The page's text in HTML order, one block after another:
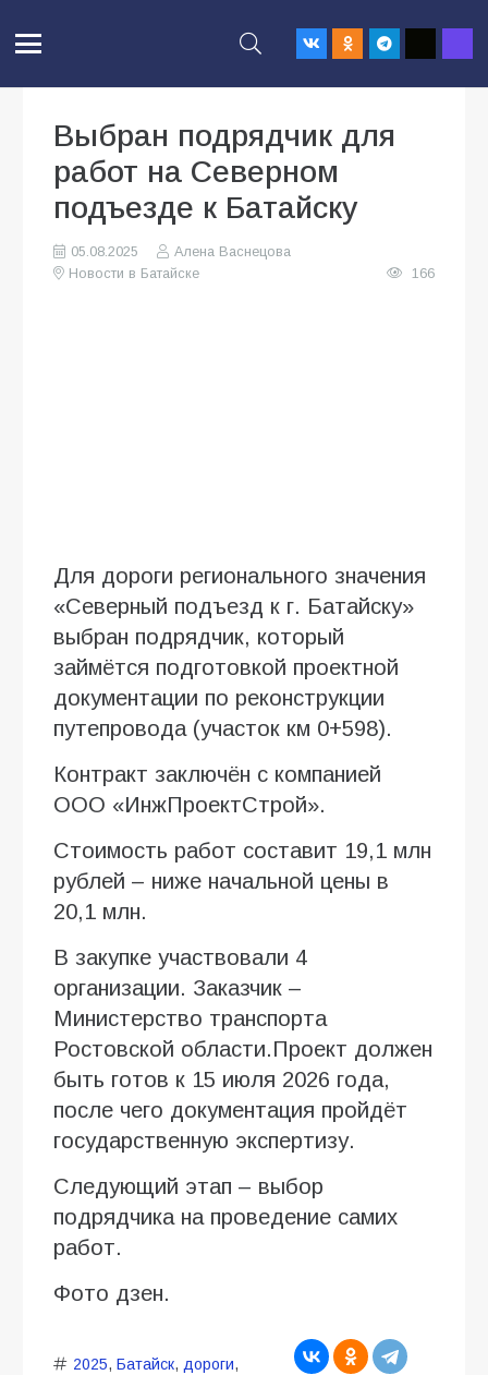
Выбран подрядчик для
работ на Северном
подъезде к Батайску
05.08.2025
Алена Васнецова
Новости в Батайске
166
Для дороги регионального значения
«Северный подъезд к г. Батайску»
выбран подрядчик, который
займётся подготовкой проектной
документации по реконструкции
путепровода (участок км 0+598).
Контракт заключён с компанией
ООО «ИнжПроектСтрой».
Стоимость работ составит 19,1 млн
рублей – ниже начальной цены в
20,1 млн.
В закупке участвовали 4
организации. Заказчик –
Министерство транспорта
Ростовской области.Проект должен
быть готов к 15 июля 2026 года,
после чего документация пройдёт
государственную экспертизу.
Следующий этап – выбор
подрядчика на проведение самих
работ.
Фото дзен.
2025, Батайск, дороги,